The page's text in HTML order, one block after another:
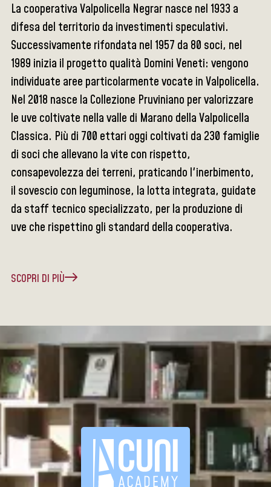
La cooperativa Valpolicella Negrar nasce nel 1933 a
difesa del territorio da investimenti speculativi.
Successivamente rifondata nel 1957 da 80 soci, nel
1989 inizia il progetto qualità Domini Veneti: vengono
individuate aree particolarmente vocate in Valpolicella.
Nel 2018 nasce la Collezione Pruviniano per valorizzare
le uve coltivate nella valle di Marano della Valpolicella
Classica. Più di 700 ettari oggi coltivati da 230 famiglie
di soci che allevano la vite con rispetto,
consapevolezza dei terreni, praticando l'inerbimento,
il sovescio con leguminose, la lotta integrata, guidate
da staff tecnico specializzato, per la produzione di
uve che rispettino gli standard della cooperativa.
SCOPRI DI PIÙ